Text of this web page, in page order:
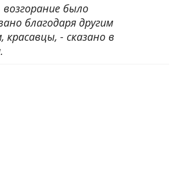
было
благодаря другим
красавцы, - сказано в